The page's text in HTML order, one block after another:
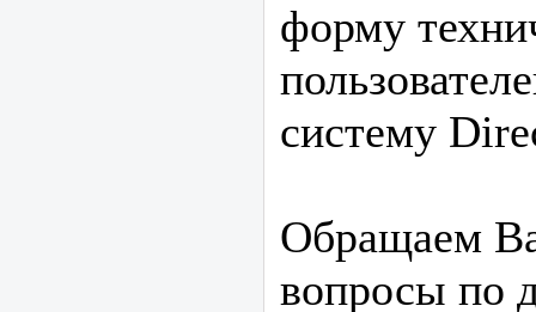
форму
систему
Обращаем
вопросы по